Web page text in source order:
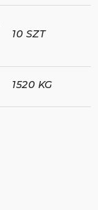
10 SZT
1520 KG